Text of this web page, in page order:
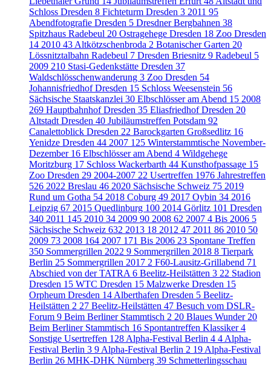
Schloss Dresden 8 Fichteturm Dresden 3 2011 95
Abendfotografie Dresden 5 Dresdner Bergbahnen 38
Spitzhaus Radebeul 20 Ostragehege Dresden 18 Zoo Dresden
14 2010 43 Altkötzschenbroda 2 Botanischer Garten 20
Lössnitztalbahn Radebeul 7 Dresden Briesnitz 9 Radebeul 5
2009 210 Stasi-Gedenkstätte Dresden 37
Waldschlösschenwanderung 3 Zoo Dresden 54
Johannisfriedhof Dresden 15 Schloss Weesenstein 56
Sächsische Staatskanzlei 30 Elbschlösser am Abend 15 2008
269 Hauptbahnhof Dresden 35 Eliasfriedhof Dresden 20
Altstadt Dresden 40 Jubiläumstreffen Potsdam 92
Canalettoblick Dresden 22 Barockgarten Großsedlitz 16
Yenidze Dresden 44 2007 125 Winterstammtische November-
Dezember 16 Elbschlösser am Abend 4 Wildgehege
Moritzburg 17 Schloss Wackerbarth 44 Kunsthofpassage 15
Zoo Dresden 29 2004-2007 22 Usertreffen 1976 Jahrestreffen
526 2022 Breslau 46 2020 Sächsische Schweiz 75 2019
Rund um Gotha 54 2018 Coburg 49 2017 Oybin 34 2016
Leipzig 67 2015 Quedlinburg 100 2014 Görlitz 101 Dresden
340 2011 145 2010 34 2009 90 2008 62 2007 4 Bis 2006 5
Sächsische Schweiz 632 2013 18 2012 47 2011 86 2010 50
2009 73 2008 164 2007 171 Bis 2006 23 Spontane Treffen
350 Sommergrillen 2022 9 Sommergrillen 2018 8 Tierpark
Berlin 25 Sommergrillen 2017 2 F60-Lausitz-Grillabend 71
Abschied von der TATRA 6 Beelitz-Heilstätten 3 22 Stadion
Dresden 15 WTC Dresden 15 Malzwerke Dresden 15
Orpheum Dresden 14 Alberthafen Dresden 5 Beelitz-
Heilstätten 2 27 Beelitz-Heilstätten 47 Besuch vom DSLR-
Forum 9 Beim Berliner Stammtisch 2 20 Blaues Wunder 20
Beim Berliner Stammtisch 16 Spontantreffen Klassiker4
Sonstige Usertreffen 128 Alpha-Festival Berlin 4 4 Alpha-
Festival Berlin 3 9 Alpha-Festival Berlin 2 19 Alpha-Festival
Berlin 26 MHK-DHK Nürnberg 39 Schmetterlingsschau